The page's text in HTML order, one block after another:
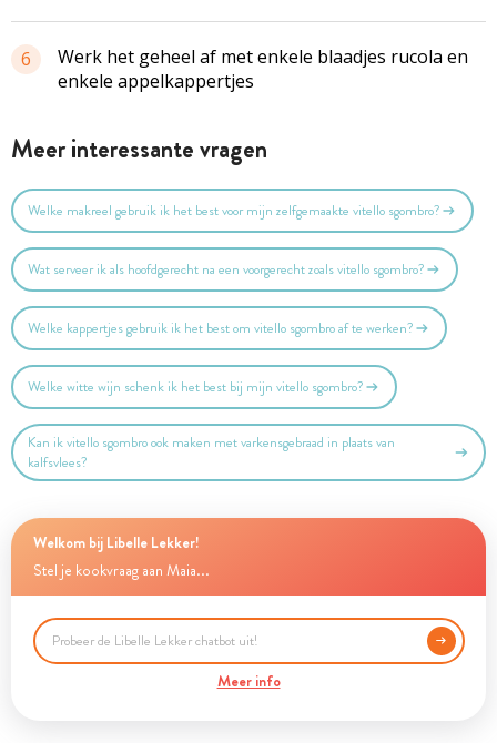
6
Werk het geheel af met enkele blaadjes rucola en
enkele appelkappertjes
Meer interessante vragen
Welke makreel gebruik ik het best voor mijn zelfgemaakte vitello sgombro?
Wat serveer ik als hoofdgerecht na een voorgerecht zoals vitello sgombro?
Welke kappertjes gebruik ik het best om vitello sgombro af te werken?
Welke witte wijn schenk ik het best bij mijn vitello sgombro?
Kan ik vitello sgombro ook maken met varkensgebraad in plaats van
kalfsvlees?
Welkom bij Libelle Lekker!
Stel je kookvraag aan Maia...
Meer info